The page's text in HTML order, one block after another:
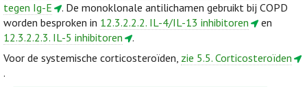
tegen Ig-E
. De monoklonale antilichamen gebruikt bij COPD
worden besproken in 12.3.2.2.2. IL-4/IL-13 inhibitoren
en
12.3.2.2.3. IL-5 inhibitoren
.
Voor de systemische corticosteroïden, zie 5.5. Corticosteroïden
.